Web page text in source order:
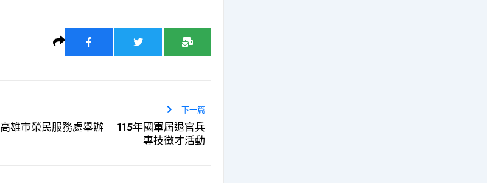
下一篇
高雄市榮民服務處舉辦 115年國軍屆退官兵
專技徵才活動